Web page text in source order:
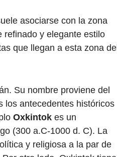
asociarse con la zona
refinado y elegante estilo
que llegan a esta zona del
Su nombre proviene del
los antecedentes históricos
Oxkintok es un
(300 a.C-1000 d. C). La
y religiosa a la par de